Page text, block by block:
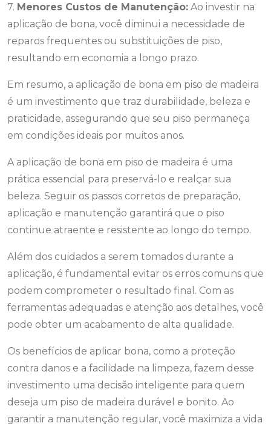
7. Menores Custos de Manutenção: Ao investir na
aplicação de bona, você diminui a necessidade de
reparos frequentes ou substituições de piso,
resultando em economia a longo prazo.
Em resumo, a aplicação de bona em piso de madeira
é um investimento que traz durabilidade, beleza e
praticidade, assegurando que seu piso permaneça
em condições ideais por muitos anos.
A aplicação de bona em piso de madeira é uma
prática essencial para preservá-lo e realçar sua
beleza. Seguir os passos corretos de preparação,
aplicação e manutenção garantirá que o piso
continue atraente e resistente ao longo do tempo.
Além dos cuidados a serem tomados durante a
aplicação, é fundamental evitar os erros comuns que
podem comprometer o resultado final. Com as
ferramentas adequadas e atenção aos detalhes, você
pode obter um acabamento de alta qualidade.
Os benefícios de aplicar bona, como a proteção
contra danos e a facilidade na limpeza, fazem desse
investimento uma decisão inteligente para quem
deseja um piso de madeira durável e bonito. Ao
garantir a manutenção regular, você maximiza a vida